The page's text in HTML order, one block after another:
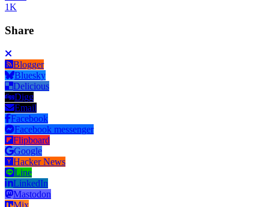
1K
Share
Blogger
Bluesky
Delicious
Digg
Email
Facebook
Facebook messenger
Flipboard
Google
Hacker News
Line
LinkedIn
Mastodon
Mix